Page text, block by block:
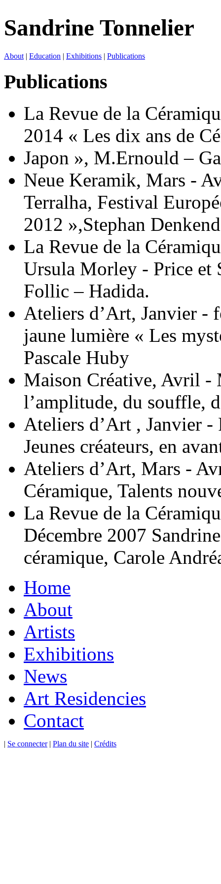
Sandrine Tonnelier
About | Education | Exhibitions | Publications
Publications
La Revue de la
2014 « Les dix ans de
Japon », M.Ernould –
Neue Keramik, Mars -
Terralha, Festival
2012 »,Stephan
La Revue de la
Ursula Morley - Price et
Follic – Hadida.
Ateliers d’Art, Janvier -
jaune lumière « Les
Pascale Huby
Maison Créative, Avril -
l’amplitude, du souffle,
Ateliers d’Art , Janvier -
Jeunes créateurs, en
Ateliers d’Art, Mars -
Céramique, Talents
La Revue de la
Décembre 2007
céramique, Carole
Home
About
Artists
Exhibitions
News
Art Residencies
Contact
| Se connecter| Plan du site | Crédits